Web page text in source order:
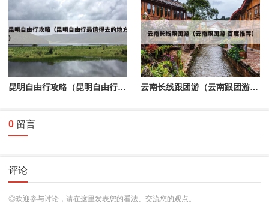
昆明自由行攻略（昆明自由行最值得去的地方） 云南长线跟团游（云南跟团游 百度推荐）
0 留言
评论
◎欢迎参与讨论，请在这里发表您的看法、交流您的观点。